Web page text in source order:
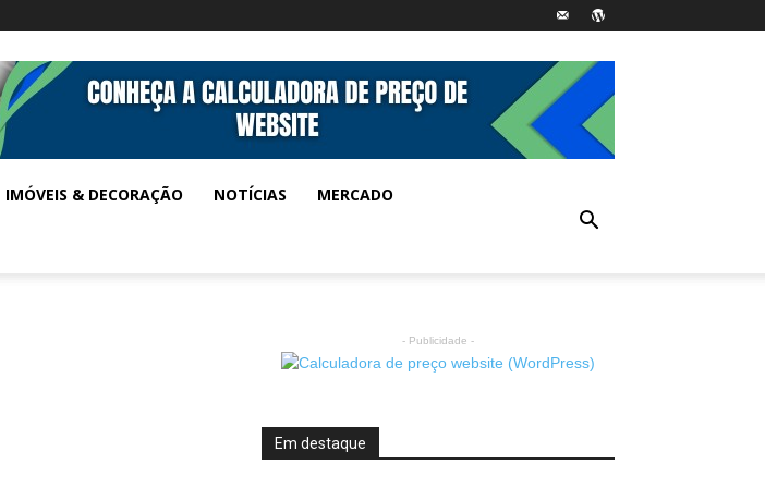
IMÓVEIS & DECORAÇÃO NOTÍCIAS MERCADO
- Publicidade -
Em destaque